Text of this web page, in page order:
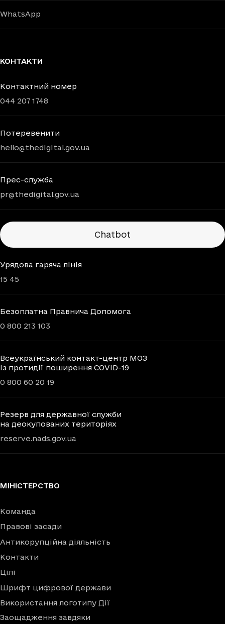
WhatsApp
КОНТАКТИ
Контактний номер
044 207 1748
Потеревенити
hello@thedigital.gov.ua
Прес-служба
pr@thedigital.gov.ua
Chatbots
Chatbot
Урядова гаряча лінія
15 45
Безоплатна Правнича Допомога
0 800 213 103
Всеукраїнський контакт-центр МОЗ
із протидії поширення COVID-19
0 800 60 20 19
Резерв для державної служби
на деокупованих територіях
reserve.nads.gov.ua
МІНІСТЕРСТВО
Команда
Правові засади
Антикорупційна діяльність
Контакти
Цілі
Шрифт цифрової держави
Використання логотипу Дії
Заощадження завдяки